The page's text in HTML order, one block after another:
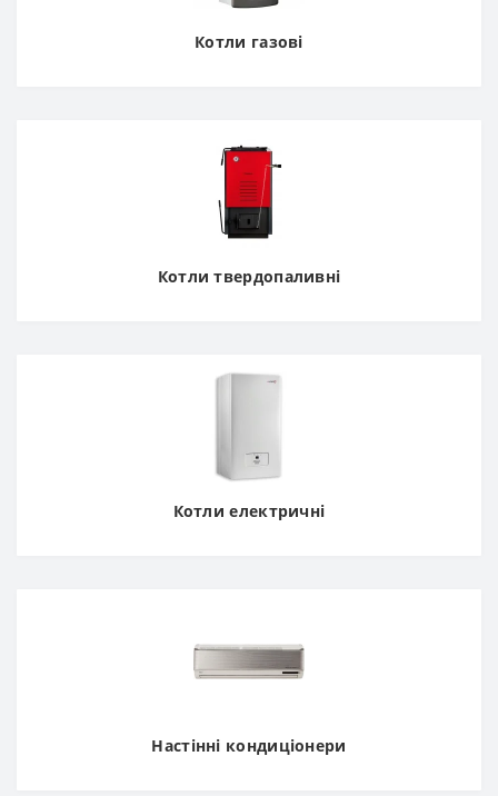
Котли газові
Котли твердопаливні
Котли електричні
Настінні кондиціонери